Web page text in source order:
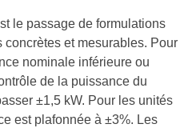
le passage de formulations
et mesurables. Pour
nominale inférieure ou
de la puissance du
±1,5 kW. Pour les unités
est plafonnée à ±3%. Les